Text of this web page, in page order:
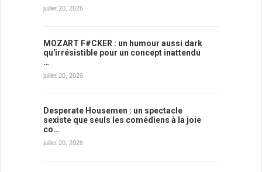
juillet 20, 2026
MOZART F#CKER : un humour aussi dark
qu'irrésistible pour un concept inattendu
…
juillet 20, 2026
Desperate Housemen : un spectacle
sexiste que seuls les comédiens à la joie
co…
juillet 20, 2026